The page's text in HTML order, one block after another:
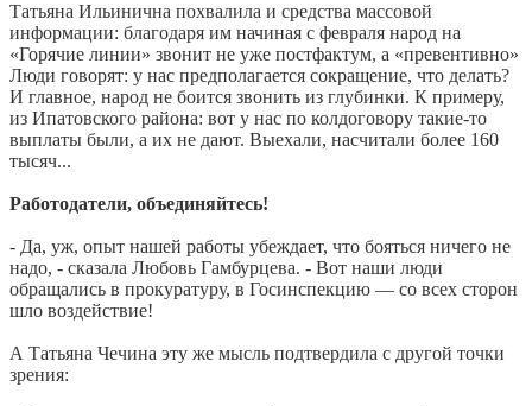
Татьяна Ильинична похвалила и средства массовой
информации: благодаря им начиная с февраля народ на
«Горячие линии» звонит не уже постфактум, а «превентивно»
Люди говорят: у нас предполагается сокращение, что делать?
И главное, народ не боится звонить из глубинки. К примеру,
из Ипатовского района: вот у нас по колдоговору такие-то
выплаты были, а их не дают. Выехали, насчитали более 160
тысяч...
Работодатели, объединяйтесь!
- Да, уж, опыт нашей работы убеждает, что бояться ничего не
надо, - сказала Любовь Гамбурцева. - Вот наши люди
обращались в прокуратуру, в Госинспекцию — со всех сторон
шло воздействие!
А Татьяна Чечина эту же мысль подтвердила с другой точки
зрения: